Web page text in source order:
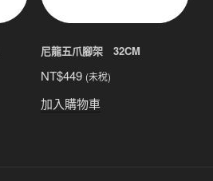
尼龍五爪腳架 32CM
NT$449 (未稅)
加入購物車